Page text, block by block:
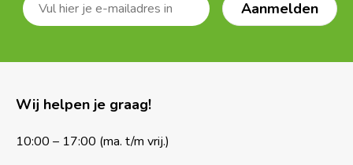
Wij helpen je graag!
10:00 – 17:00 (ma. t/m vrij.)